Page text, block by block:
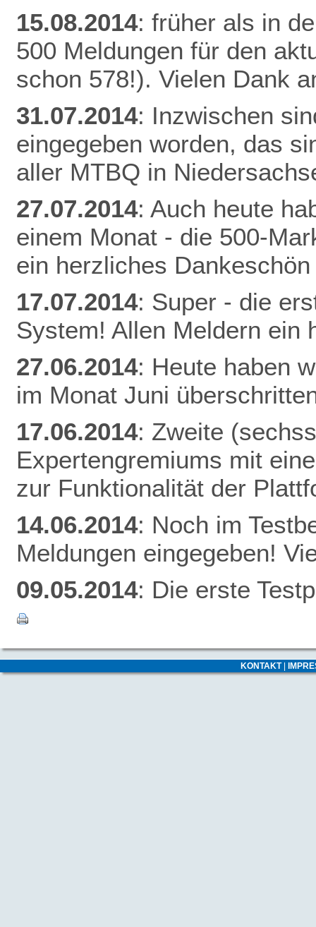
15.08.2014: früher als in
500 Meldungen für den
schon 578!). Vielen Dank
31.07.2014: Inzwischen
eingegeben worden, das
aller MTBQ in
27.07.2014: Auch heute
einem Monat - die 500-
ein herzliches
17.07.2014: Super - die
System! Allen Meldern ein
27.06.2014: Heute haben
im Monat Juni
17.06.2014: Zweite
Expertengremiums mit
zur Funktionalität der
14.06.2014: Noch im
Meldungen eingegeben!
09.05.2014: Die erste
KONTAKT|